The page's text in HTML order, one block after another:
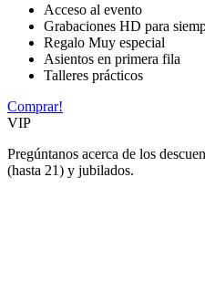
Acceso al evento
Grabaciones HD para
Regalo Muy especial
Asientos en primera fila
Talleres prácticos
Comprar!
VIP
Pregúntanos acerca de los
(hasta 21) y jubilados.